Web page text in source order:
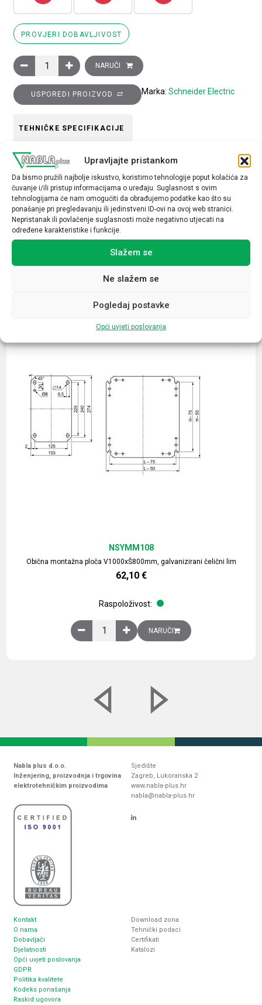
Upravljajte pristankom
Da bismo pružili najbolje iskustvo, koristimo tehnologije poput kolačića za
čuvanje i/ili pristup informacijama o uređaju. Suglasnost s ovim
tehnologijama će nam omogućiti da obrađujemo podatke kao što su
ponašanje pri pregledavanju ili jedinstveni ID-ovi na ovoj web stranici.
Nepristanak ili povlačenje suglasnosti može negativno utjecati na
određene karakteristike i funkcije.
Slažem se
Ne slažem se
Pogledaj postavke
Opći uvjeti poslovanja
PROVJERI DOBAVLJIVOST
Glava narovašene upuštene crne preklopke, 2 položaja,
NARUČI
USPOREDI PROIZVOD Marka: Schneider Electric
TEHNIČKE SPECIFIKACIJE
Boja
crna
Tip opreme
glava preklopke
Obična montažna ploča V1000xŠ800mm, galvanizirani čelični lim
NSYMM108
62,10 €
Raspoloživost:
Obična montažna ploča V1000xŠ800mm,
NARUČI
Nabla plus d.o.o.
Inženjering, proizvodnja i trgovina
elektrotehničkim proizvodima
Sjedište
Zagreb, Lukoranska 2
www.nabla-plus.hr
nabla@nabla-plus.hr
Kontakt
O nama
Dobavljači
Djelatnosti
Opći uvjeti poslovanja
GDPR
Politika kvalitete
Kodeks ponašanja
Raskid ugovora
Download zona
Tehnički podaci
Certifikati
Katalozi